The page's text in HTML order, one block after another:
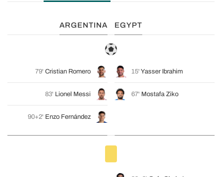
ARGENTINA EGYPT
79' Cristian Romero 15' Yasser Ibrahim
83' Lionel Messi 67' Mostafa Ziko
90+2' Enzo Fernández